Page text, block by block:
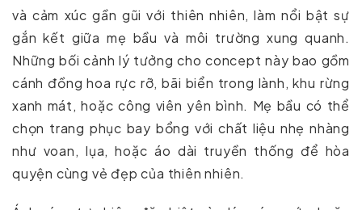
và cảm xúc gần gũi với thiên nhiên, làm nổi bật sự
gắn kết giữa mẹ bầu và môi trường xung quanh.
Những bối cảnh lý tưởng cho concept này bao gồm
cánh đồng hoa rực rỡ, bãi biển trong lành, khu rừng
xanh mát, hoặc công viên yên bình. Mẹ bầu có thể
chọn trang phục bay bổng với chất liệu nhẹ nhàng
như voan, lụa, hoặc áo dài truyền thống để hòa
quyện cùng vẻ đẹp của thiên nhiên.